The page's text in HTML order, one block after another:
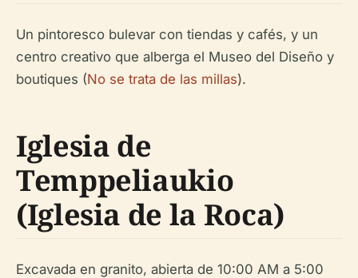
Un pintoresco bulevar con tiendas y cafés, y un
centro creativo que alberga el Museo del Diseño y
boutiques (No se trata de las millas).
Iglesia de
Temppeliaukio
(Iglesia de la Roca)
Excavada en granito, abierta de 10:00 AM a 5:00